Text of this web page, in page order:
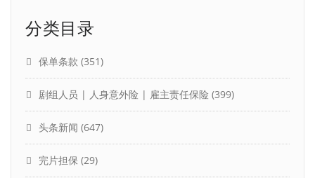
分类目录
保单条款 (351)
剧组人员 | 人身意外险 | 雇主责任保险 (399)
头条新闻 (647)
完片担保 (29)